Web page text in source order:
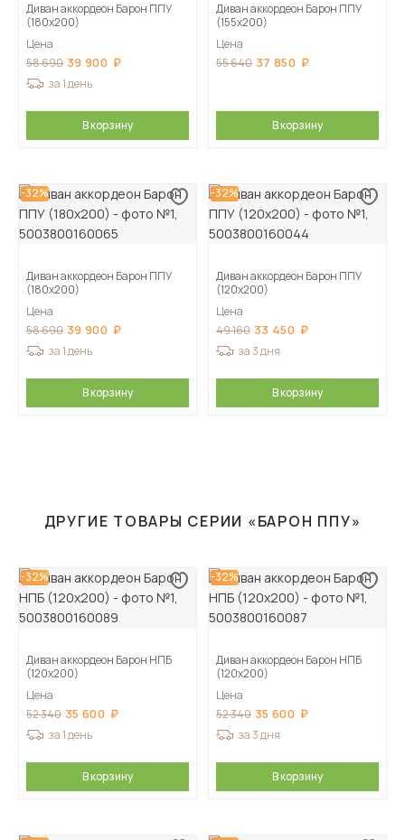
Диван аккордеон Барон ППУ
(180х200)
Цена
58 690 39 900
за 1 день
В корзину
Диван аккордеон Барон ППУ
(155х200)
Цена
55 640 37 850
В корзину
-32%
Диван аккордеон Барон ППУ
(180х200)
Цена
58 690 39 900
за 1 день
В корзину
-32%
Диван аккордеон Барон ППУ
(120х200)
Цена
49 160 33 450
за 3 дня
В корзину
ДРУГИЕ ТОВАРЫ СЕРИИ «БАРОН ППУ»
-32%
Диван аккордеон Барон НПБ
(120х200)
Цена
52 340 35 600
за 1 день
В корзину
-32%
Диван аккордеон Барон НПБ
(120х200)
Цена
52 340 35 600
за 3 дня
В корзину